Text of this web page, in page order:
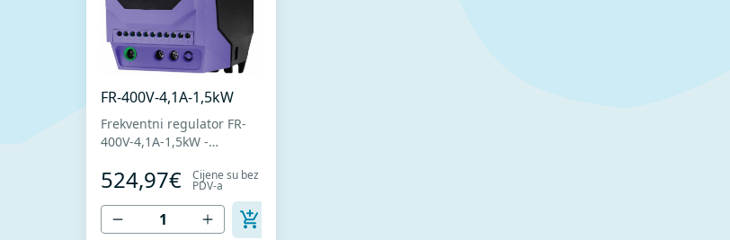
FR-400V-4,1A-1,5kW
Frekventni regulator FR-
400V-4,1A-1,5kW -
upravljanje brzinom
ventilatora sa trofaznim
motorima -Napajanje 400V
-Nominalna struja 4,1A -
524,97€ Cijene su bez
PDV-a